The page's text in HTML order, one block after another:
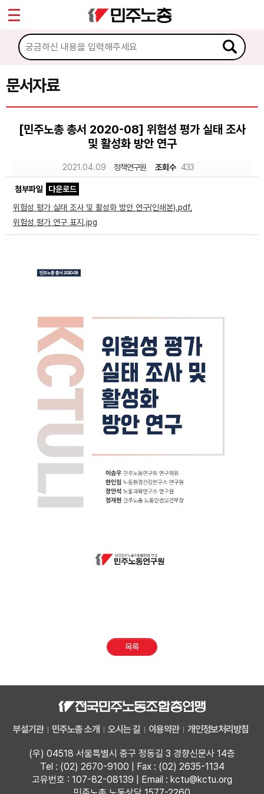
문서자료
[민주노총 총서 2020-08] 위험성 평가 실태 조사
및 활성화 방안 연구
2021.04.09 정책연구원 조회수 433
첨부파일
다운로드
위험성 평가 실태 조사 및 활성화 방안 연구(인쇄본).pdf
위험성 평가 연구 표지.jpg
목록
부설기관 민주노총 소개 오시는 길 이용약관 개인정보처리방침
(우) 04518 서울특별시 중구 정동길 3 경향신문사 14층
Tel : (02) 2670-9100 | Fax : (02) 2635-1134
고유번호 : 107-82-08139 | Email : kctu@kctu.org
마이페이지
소개
소식
문서자료
이미지자료
미디어자료
부설기관
Sketchbook5, 스케치북5
Sketchbook5, 스케치북5